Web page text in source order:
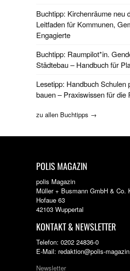
Buchtipp: Kirchenräume neu
Leitfaden für Kommunen,
Engagierte
Buchtipp: Raumpilot*in.
Städtebau – Handbuch für
Lesetipp: Handbuch Schulen
bauen – Praxiswissen für die
zu allen Buchtipps →
POLIS MAGAZIN
polis Magazin
Müller + Busmann GmbH & Co.
Hofaue 63
42103 Wuppertal
KONTAKT & NEWSLETTER
Telefon: 0202 24836-0
E-Mail: redaktion@polis-
Newsletter